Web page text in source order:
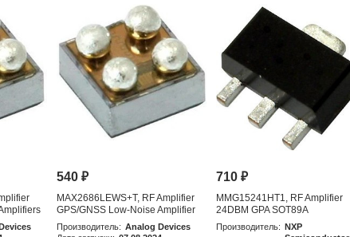
540₽
MAX2686LEWS+T, RF Amplifier
GPS/GNSS Low-Noise Amplifier
with Integr
Производитель: Analog Devices
710₽
MMG15241HT1, RF Amplifier
24DBM GPA SOT89A
Производитель:
NXP